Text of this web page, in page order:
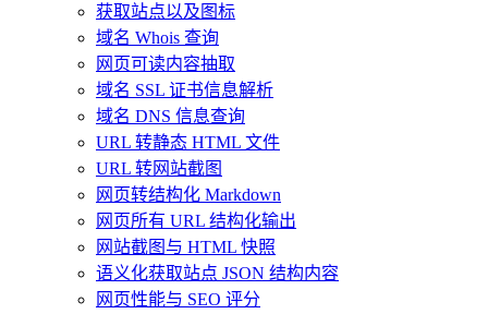
获取站点以及图标
域名 Whois 查询
网页可读内容抽取
域名 SSL 证书信息解析
域名 DNS 信息查询
URL 转静态 HTML 文件
URL 转网站截图
网页转结构化 Markdown
网页所有 URL 结构化输出
网站截图与 HTML 快照
语义化获取站点 JSON 结构内容
网页性能与 SEO 评分